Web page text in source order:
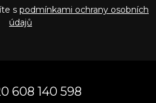
s podmínkami ochrany osobních
údajů
608 140 598